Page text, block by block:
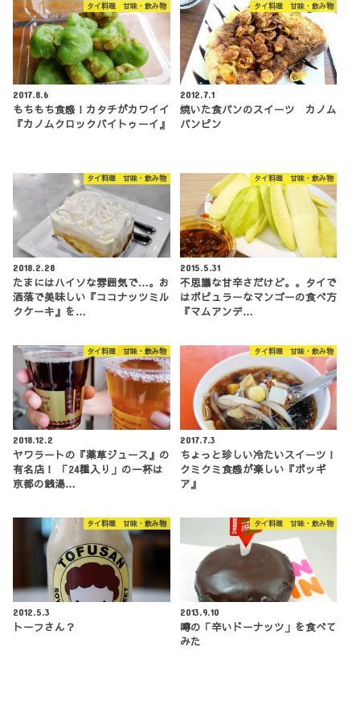
タイ料理 甘味・飲み物
2017.8.6
もちもち食感！カタチがカワイイ
『カノムクロックバイトゥーイ』
タイ料理 甘味・飲み物
2012.7.1
焼いた食パンのスイーツ カノム
パンピン
タイ料理 甘味・飲み物
2018.2.28
たまにはハイソな雰囲気で…。お
洒落で美味しい『ココナッツミル
クケーキ』を…
タイ料理 甘味・飲み物
2015.5.31
不思議な甘辛さだけど。。タイで
はポピュラーなマンゴーの食べ方
『マムアンデ…
タイ料理 甘味・飲み物
2018.12.2
ヤワラートの『薬草ジュース』の
有名店！ 「24種入り」の一杯は
京都の銭湯…
タイ料理 甘味・飲み物
2017.7.3
ちょっと珍しい冷たいスイーツ！
クミクミ食感が楽しい『ボッギ
ア』
タイ料理 甘味・飲み物
2012.5.3
トーフさん？
タイ料理 甘味・飲み物
2013.9.10
噂の「辛いドーナッツ」を食べて
みた